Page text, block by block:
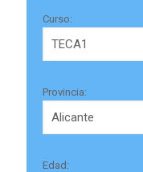
Curso:
Provincia:
Edad: